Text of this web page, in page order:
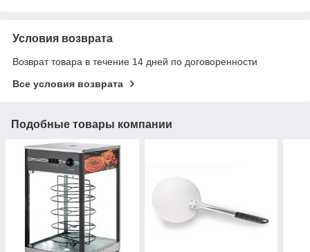
Условия возврата
Возврат товара в течение 14 дней по договоренности
Все условия возврата
Подобные товары компании